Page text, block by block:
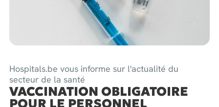
Hospitals.be vous informe sur l'actualité du
secteur de la santé
VACCINATION OBLIGATOIRE
POUR LE PERSONNEL